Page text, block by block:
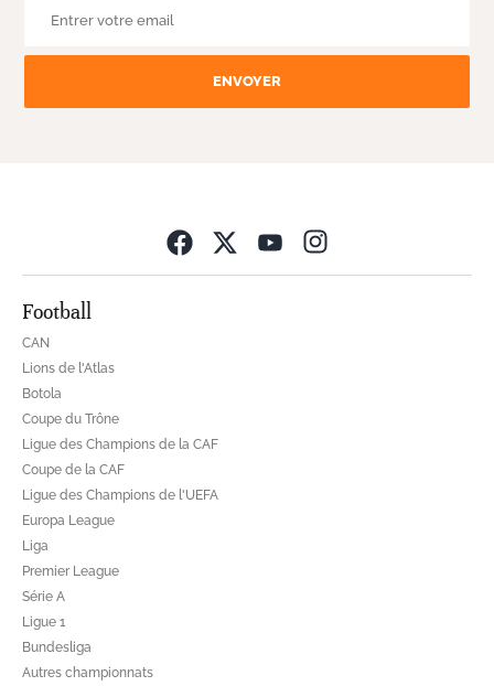
ENVOYER
Football
CAN
Lions de l'Atlas
Botola
Coupe du Trône
Ligue des Champions de la CAF
Coupe de la CAF
Ligue des Champions de l'UEFA
Europa League
Liga
Premier League
Série A
Ligue 1
Bundesliga
Autres championnats